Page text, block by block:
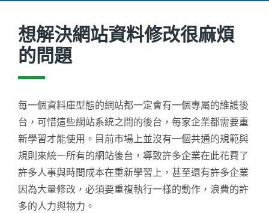
甚至不用1分鐘就可以完成作業，維護速度相當快速且便利，
且不必重新學習。
想解決網站資料修改很麻煩
的問題
每一個資料庫型態的網站都一定會有一個專屬的維護後
台，可惜這些網站系統之間的後台，每家企業都需要重
新學習才能使用。目前市場上並沒有一個共通的規範與
規則來統一所有的網站後台，導致許多企業在此花費了
許多人事與時間成本在重新學習上，甚至還有許多企業
因為大量修改，必須要重複執行一樣的動作，浪費的許
多的人力與物力。